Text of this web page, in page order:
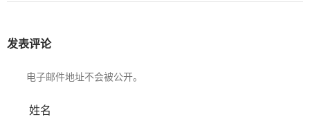
发表评论
电子邮件地址不会被公开。
姓名